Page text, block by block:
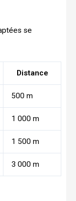
se
Distance
500 m
1 000 m
1 500 m
3 000 m